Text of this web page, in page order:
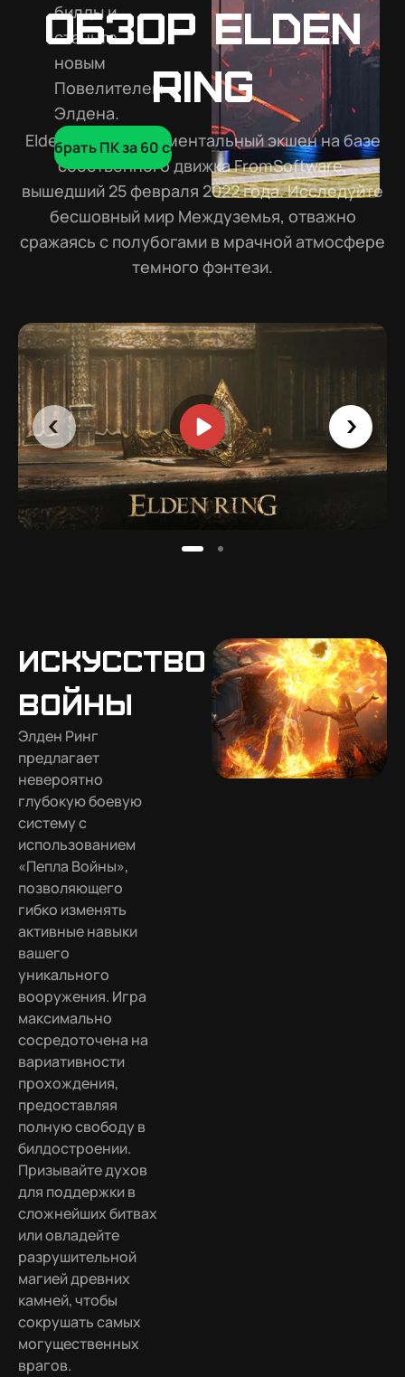
билды и
станьте
новым
Повелителем
Элдена.
Подобрать ПК за 60 сек
Обзор Elden
Ring
Elden Ring — монументальный экшен на базе
собственного движка FromSoftware,
вышедший 25 февраля 2022 года. Исследуйте
бесшовный мир Междуземья, отважно
сражаясь с полубогами в мрачной атмосфере
темного фэнтези.
Искусство
войны
Элден Ринг
предлагает
невероятно
глубокую боевую
систему с
использованием
«Пепла Войны»,
позволяющего
гибко изменять
активные навыки
вашего
уникального
вооружения. Игра
максимально
сосредоточена на
вариативности
прохождения,
предоставляя
полную свободу в
билдостроении.
Призывайте духов
для поддержки в
сложнейших битвах
или овладейте
разрушительной
магией древних
камней, чтобы
сокрушать самых
могущественных
врагов.